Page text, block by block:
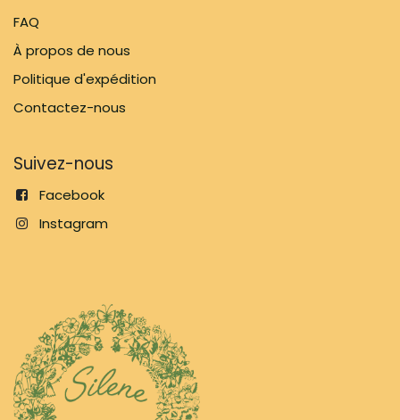
FAQ
À propos de nous
Politique d'expédition
Contactez-nous
Suivez-nous
Facebook
Instagram